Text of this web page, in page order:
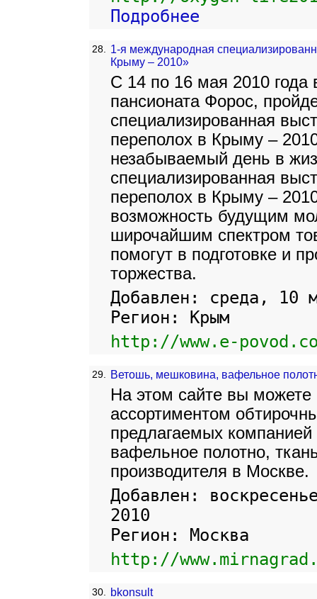
Подробнее
28.
1-я международная
Крыму – 2010»
С 14 по 16 мая 2010 года
пансионата Форос,
специализированная
переполох в Крыму –
незабываемый день в
специализированная
переполох в Крыму –
возможность будущим
широчайшим спектром
помогут в подготовке и
торжества.
Добавлен: среда, 10
Регион: Крым
http://www.e-
29. Ветошь, мешковина, вафельное
На этом сайте вы можете
ассортиментом
предлагаемых
вафельное полотно,
производителя в Москве.
Добавлен:
2010
Регион: Москва
http://
30. bkonsult